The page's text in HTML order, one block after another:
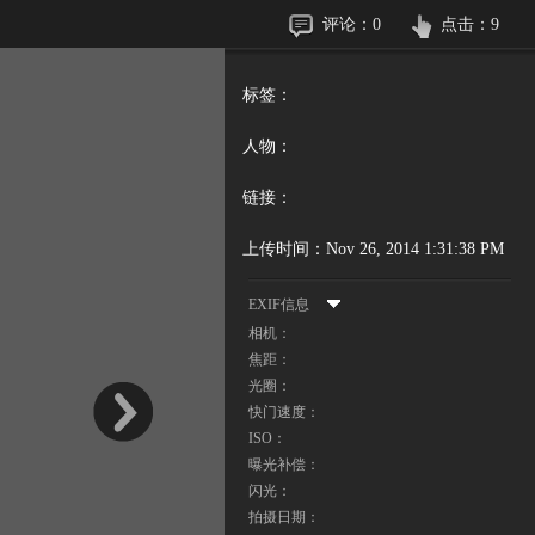
点击： 9
评论： 0
标签：
人物：
链接：
上传时间： Nov 26, 2014 1:31:38 PM
EXIF信息
相机：
焦距：
光圈：
快门速度：
ISO：
曝光补偿：
闪光：
拍摄日期：